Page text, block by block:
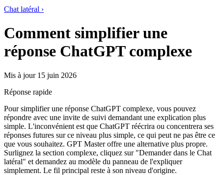
Chat latéral ›
Comment simplifier une
réponse ChatGPT complexe
Mis à jour 15 juin 2026
Réponse rapide
Pour simplifier une réponse ChatGPT complexe, vous pouvez
répondre avec une invite de suivi demandant une explication plus
simple. L'inconvénient est que ChatGPT réécrira ou concentrera ses
réponses futures sur ce niveau plus simple, ce qui peut ne pas être ce
que vous souhaitez. GPT Master offre une alternative plus propre.
Surlignez la section complexe, cliquez sur "Demander dans le Chat
latéral" et demandez au modèle du panneau de l'expliquer
simplement. Le fil principal reste à son niveau d'origine.